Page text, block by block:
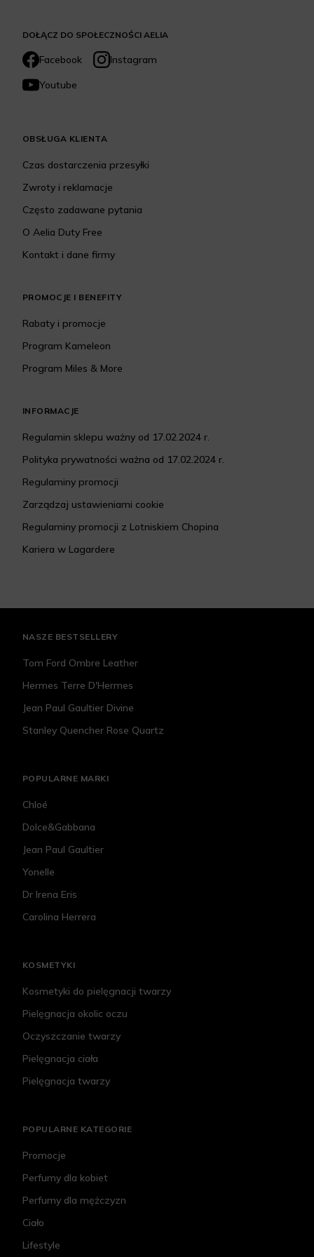
DOŁĄCZ DO SPOŁECZNOŚCI AELIA
Facebook
Instagram
Youtube
OBSŁUGA KLIENTA
Czas dostarczenia przesyłki
Zwroty i reklamacje
Często zadawane pytania
O Aelia Duty Free
Kontakt i dane firmy
PROMOCJE I BENEFITY
Rabaty i promocje
Program Kameleon
Program Miles & More
INFORMACJE
Regulamin sklepu ważny od 17.02.2024 r.
Polityka prywatności ważna od 17.02.2024 r.
Regulaminy promocji
Zarządzaj ustawieniami cookie
Regulaminy promocji z Lotniskiem Chopina
Kariera w Lagardere
NASZE BESTSELLERY
Tom Ford Ombre Leather
Hermes Terre D'Hermes
Jean Paul Gaultier Divine
Stanley Quencher Rose Quartz
POPULARNE MARKI
Chloé
Dolce&Gabbana
Jean Paul Gaultier
Yonelle
Dr Irena Eris
Carolina Herrera
KOSMETYKI
Kosmetyki do pielęgnacji twarzy
Pielęgnacja okolic oczu
Oczyszczanie twarzy
Pielęgnacja ciała
Pielęgnacja twarzy
POPULARNE KATEGORIE
Promocje
Perfumy dla kobiet
Perfumy dla mężczyzn
Ciało
Lifestyle